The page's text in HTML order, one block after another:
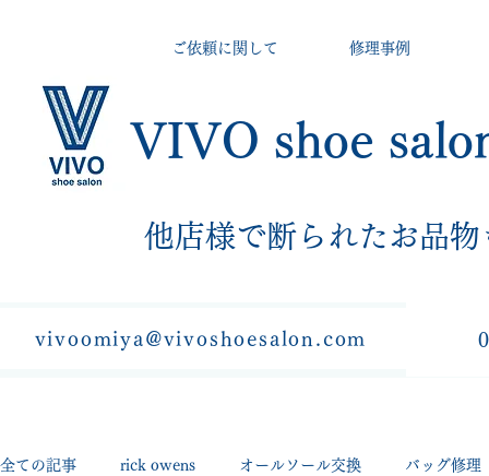
VIVO shoe
他店様で断られたお品物
ご依頼に関して 修理事例
vivoomiya@vivoshoesalon.com
全ての記事 rick owens オールソール交換 バッグ修理